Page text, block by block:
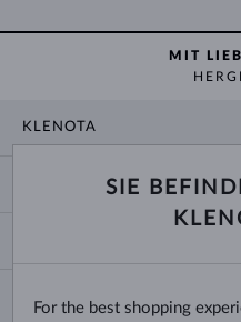
MIT
KLENOTA
SHOWROOM
BLOG
ZAHLUNG UND VERSAND
TRAURINGE AUSWÄHLEN
KETTENGRÖSSEN UND -ARTEN
SIE
For the best shopping